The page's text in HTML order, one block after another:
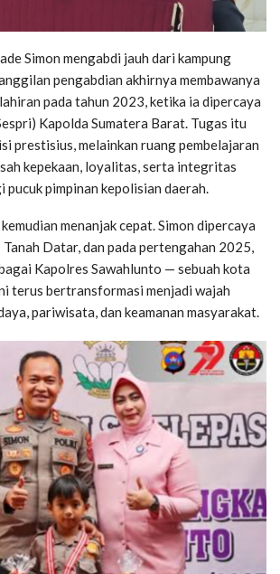
Simon mengabdi jauh dari kampung
pengabdian akhirnya membawanya
pada tahun 2023, ketika ia dipercaya
Kapolda Sumatera Barat. Tugas itu
prestisius, melainkan ruang pembelajaran
kepekaan, loyalitas, serta integritas
pucuk pimpinan kepolisian daerah.
menanjak cepat. Simon dipercaya
Datar, dan pada pertengahan 2025,
Kapolres Sawahlunto — sebuah kota
terus bertransformasi menjadi wajah
pariwisata, dan keamanan masyarakat.